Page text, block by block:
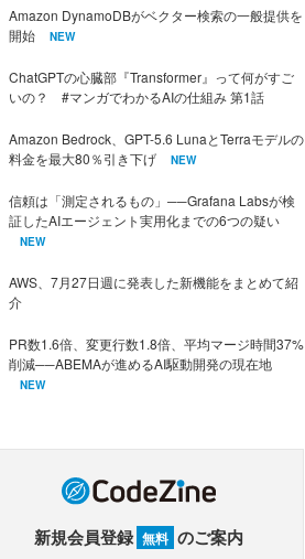
Amazon DynamoDBがベクター検索の一般提供を
開始
NEW
ChatGPTの心臓部『Transformer』って何がすご
いの？ #マンガでわかるAIの仕組み 第1話
Amazon Bedrock、GPT-5.6 LunaとTerraモデルの
料金を最大80％引き下げ
NEW
信頼は「測定されるもの」──Grafana Labsが検
証したAIエージェント実用化までの6つの疑い
NEW
AWS、7月27日週に発表した新機能をまとめて紹
介
PR数1.6倍、変更行数1.8倍、平均マージ時間37%
削減──ABEMAが進めるAI駆動開発の現在地
NEW
新規会員登録 無料 のご案内